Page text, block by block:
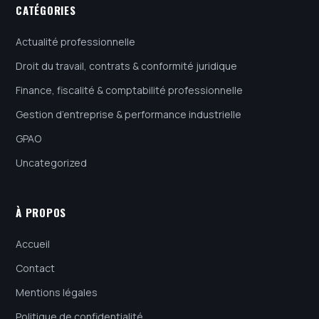
CATÉGORIES
Actualité professionnelle
Droit du travail, contrats & conformité juridique
Finance, fiscalité & comptabilité professionnelle
Gestion d’entreprise & performance industrielle
GPAO
Uncategorized
À PROPOS
Accueil
Contact
Mentions légales